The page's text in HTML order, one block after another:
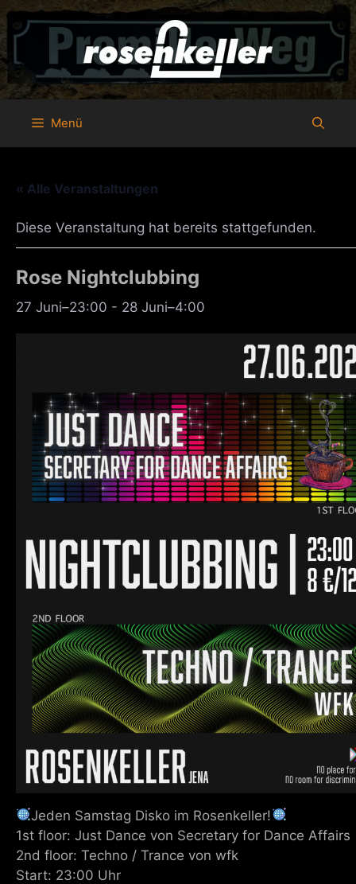
Zum
Inhalt
springen
Menü
« Alle Veranstaltungen
Diese Veranstaltung hat bereits stattgefunden.
Rose Nightclubbing
27 Juni–23:00 - 28 Juni–4:00
Jeden Samstag Disko im Rosenkeller!
1st floor: Just Dance von Secretary for Dance Affairs
2nd floor: Techno / Trance von wfk
Start: 23:00 Uhr